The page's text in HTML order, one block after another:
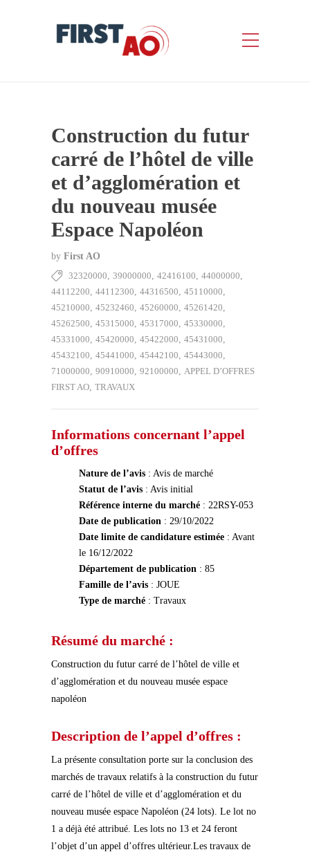
Construction du futur
carré de l’hôtel de ville
et d’agglomération et
du nouveau musée
Espace Napoléon
by First AO
32320000, 39000000, 42416100, 44000000,
44112200, 44112300, 44316500, 45110000,
45210000, 45232460, 45260000, 45261420,
45262500, 45315000, 45317000, 45330000,
45331000, 45420000, 45422000, 45431000,
45432100, 45441000, 45442100, 45443000,
71000000, 90910000, 92100000, APPEL D’OFFRES
FIRST AO, TRAVAUX
Informations concernant l’appel
d’offres
Nature de l’avis : Avis de marché
Statut de l’avis : Avis initial
Référence interne du marché : 22RSY-053
Date de publication : 29/10/2022
Date limite de candidature estimée : Avant
le 16/12/2022
Département de publication : 85
Famille de l’avis : JOUE
Type de marché : Travaux
Résumé du marché :
Construction du futur carré de l’hôtel de ville et
d’agglomération et du nouveau musée espace
napoléon
Description de l’appel d’offres :
La présente consultation porte sur la conclusion des
marchés de travaux relatifs à la construction du futur
carré de l’hôtel de ville et d’agglomération et du
nouveau musée espace Napoléon (24 lots). Le lot no
1 a déjà été attribué. Les lots no 13 et 24 feront
l’objet d’un appel d’offres ultérieur.Les travaux de